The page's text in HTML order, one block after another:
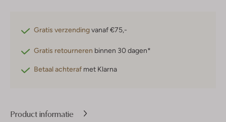
Gratis verzendingvanaf €75,-
Gratis retourneren binnen 30 dagen*
Betaal achteraf met Klarna
Product informatie